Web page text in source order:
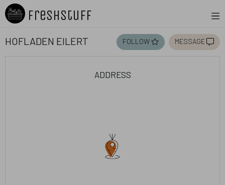
Freshstuff
Hofladen Eilert follow message
address